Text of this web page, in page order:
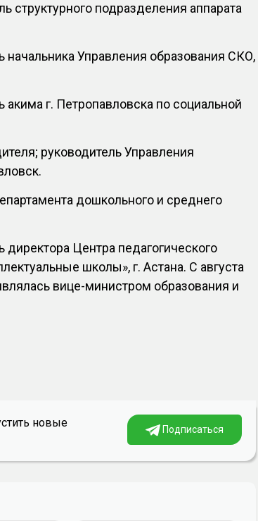
структурного подразделения аппарата
начальника Управления образования СКО,
акима г. Петропавловска по социальной
руководитель Управления
дошкольного и среднего
директора Центра педагогического
школы», г. Астана. С августа
вице-министром образования и
новые
Подписаться